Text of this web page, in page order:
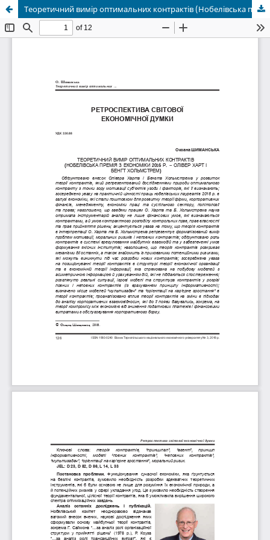
Теоретичний вимір оптимальних контрактів (Нобелівська премія з економіки 2016 р. – Олівер Харт і Бенгт Хольмстрем)